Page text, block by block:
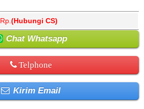
Rp. (Hubungi CS)
Chat Whatsapp
Telphone
Kirim Email